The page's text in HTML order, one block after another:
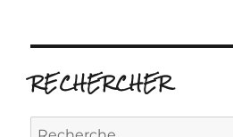
RECHERCHER
Recherche